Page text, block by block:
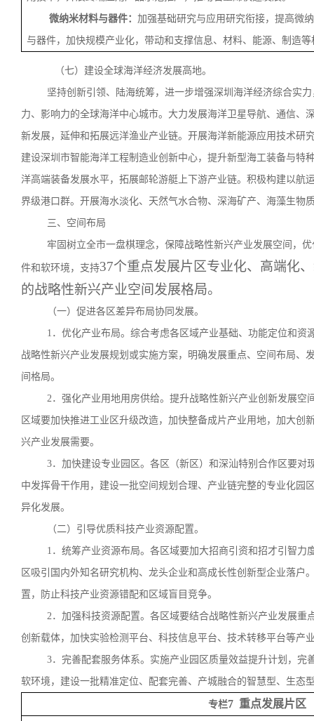
微纳米材料与器件： 加强基础研究与应用研究衔接，提高微
与器件，加快规模产业化，带动和支撑信息、材料、能源、制造
（七）建设全球海洋经济发展高地。
坚持创新引领、陆海统筹，进一步增强深圳海洋经济综合实
力、影响力的全球海洋中心城市。大力发展海洋卫星导航、通信
新发展，延伸和拓展远洋渔业产业链。开展海洋新能源应用技术研
建设深圳市智能海洋工程制造业创新中心，提升新型海工装备与
洋高端装备发展水平，拓展邮轮游艇上下游产业链。积极构建以
界级港口群。开展海水淡化、天然气水合物、深海矿产、海藻生物
三、空间布局
牢固树立全市一盘棋理念，保障战略性新兴产业发展空间，
件和软环境，支持37个重点发展片区专业化、高端化
的战略性新兴产业空间发展格局。
（一）促进各区差异布局协同发展。
1．优化产业布局。综合考虑各区域产业基础、功能定位和
战略性新兴产业发展规划或实施方案，明确发展重点、空间布局
间格局。
2．强化产业用地用房供给。提升战略性新兴产业创新发展
区域要加快推进工业区升级改造，加快整备成片产业用地，加大
兴产业发展需要。
3．加快建设专业园区。各区（新区）和深汕特别合作区要
中发挥骨干作用，建设一批空间规划合理、产业链完整的专业化
异化发展。
（二）引导优质科技产业资源配置。
1．统筹产业资源布局。各区域要加大招商引资和招才引智
区吸引国内外知名研究机构、龙头企业和高成长性创新型企业落
置，防止科技产业资源错配和区域盲目竞争。
2．加强科技资源配置。各区域要结合战略性新兴产业发展
创新载体，加快实验检测平台、科技信息平台、技术转移平台等产
3．完善配套服务体系。实施产业园区质量效益提升计划，
软环境，建设一批精准定位、配套完善、产城融合的智慧型、生态
专栏7 重点发展片区